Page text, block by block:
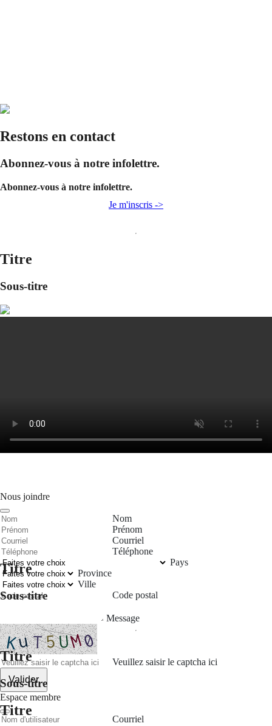
Restons en contact
Abonnez-vous à notre infolettre.
Abonnez-vous à notre infolettre.
Je m'inscris ->
Titre
Sous-titre
Titre
Sous-titre
Titre
Sous-titre
Titre
Nous joindre
Nom
Prénom
Courriel
Téléphone
Pays
Province
Ville
Code postal
Message
Veuillez saisir le captcha ici
Valider
Espace membre
Courriel